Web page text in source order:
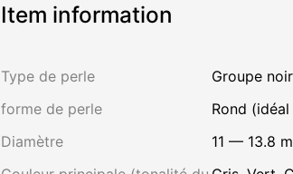
Item information
Type de perle
Groupe
forme de perle
Rond
Diamètre
11 — 13.8